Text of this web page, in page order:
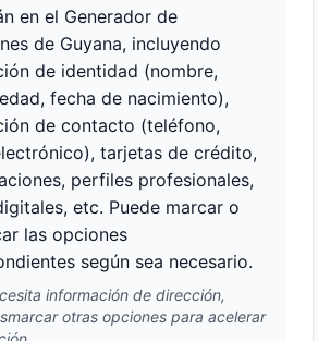
en el Generador de
de Guyana, incluyendo
de identidad (nombre,
fecha de nacimiento),
de contacto (teléfono,
tarjetas de crédito,
perfiles profesionales,
etc. Puede marcar o
las opciones
según sea necesario.
información de dirección,
otras opciones para acelerar